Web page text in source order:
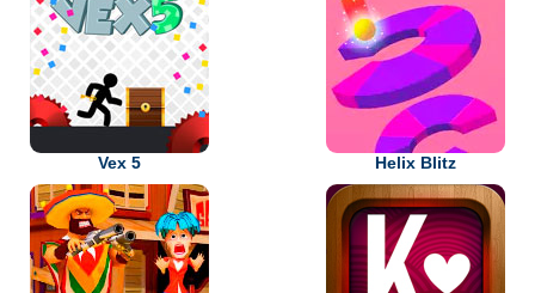
Vex 5 Helix Blitz